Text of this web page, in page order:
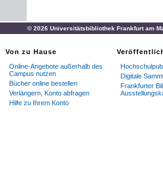
© 2026 Universitätsbibliothek Frankfurt am
Von zu Hause
Online-Angebote außerhalb des
Campus nutzen
Bücher online bestellen
Verlängern, Konto abfragen
Hilfe zu Ihrem Konto
Digitale
Frankfurter